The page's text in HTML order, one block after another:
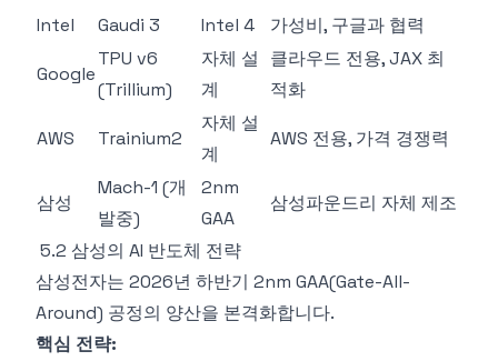
Intel
Gaudi 3 Intel 4 가성비, 구글과 협력
Google
TPU v6
(Trillium)
자체 설
계
클라우드 전용, JAX 최
적화
AWS Trainium2
자체 설
계
AWS 전용, 가격 경쟁력
삼성
Mach-1 (개
발중)
2nm
GAA
삼성파운드리 자체 제조
5.2 삼성의 AI 반도체 전략
삼성전자는 2026년 하반기 2nm GAA(Gate-All-
Around) 공정의 양산을 본격화합니다.
핵심 전략: